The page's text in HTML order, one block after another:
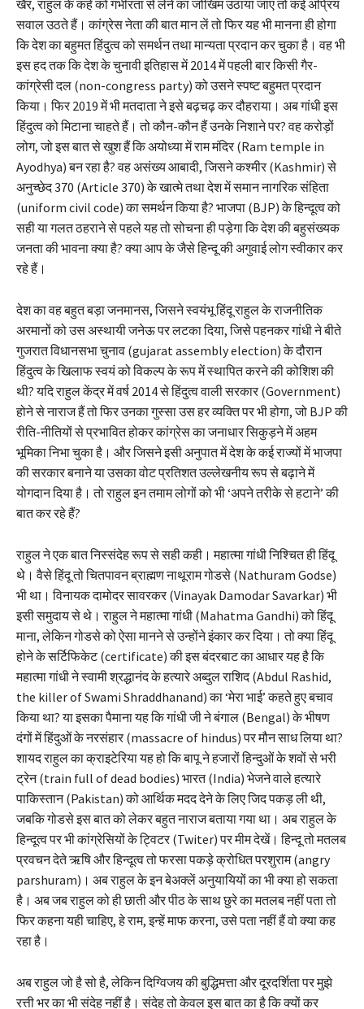
खैर, राहुल के कहे को गंभीरता से लेने का जोखिम उठाया जाए तो कई अप्रिय
सवाल उठते हैं। कांग्रेस नेता की बात मान लें तो फिर यह भी मानना ही होगा
कि देश का बहुमत हिंदुत्व को समर्थन तथा मान्यता प्रदान कर चुका है। वह भी
इस हद तक कि देश के चुनावी इतिहास में 2014 में पहली बार किसी गैर-
कांग्रेसी दल (non-congress party) को उसने स्पष्ट बहुमत प्रदान
किया। फिर 2019 में भी मतदाता ने इसे बढ़चढ़ कर दौहराया। अब गांधी इस
हिंदुत्व को मिटाना चाहते हैं। तो कौन-कौन हैं उनके निशाने पर? वह करोड़ों
लोग, जो इस बात से खुश हैं कि अयोध्या में राम मंदिर (Ram temple in
Ayodhya) बन रहा है? वह असंख्य आबादी, जिसने कश्मीर (Kashmir) से
अनुच्छेद 370 (Article 370) के खात्मे तथा देश में समान नागरिक संहिता
(uniform civil code) का समर्थन किया है? भाजपा (BJP) के हिन्दूत्व को
सही या गलत ठहराने से पहले यह तो सोचना ही पड़ेगा कि देश की बहुसंख्यक
जनता की भावना क्या है? क्या आप के जैसे हिन्दू की अगुवाई लोग स्वीकार कर
रहे हैं।
देश का वह बहुत बड़ा जनमानस, जिसने स्वयंभू हिंदू राहुल के राजनीतिक
अरमानों को उस अस्थायी जनेऊ पर लटका दिया, जिसे पहनकर गांधी ने बीते
गुजरात विधानसभा चुनाव (gujarat assembly election) के दौरान
हिंदुत्व के खिलाफ स्वयं को विकल्प के रूप में स्थापित करने की कोशिश की
थी? यदि राहुल केंद्र में वर्ष 2014 से हिंदुत्व वाली सरकार (Government)
होने से नाराज हैं तो फिर उनका गुस्सा उस हर व्यक्ति पर भी होगा, जो BJP की
रीति-नीतियों से प्रभावित होकर कांग्रेस का जनाधार सिकुड़ने में अहम
भूमिका निभा चुका है। और जिसने इसी अनुपात में देश के कई राज्यों में भाजपा
की सरकार बनाने या उसका वोट प्रतिशत उल्लेखनीय रूप से बढ़ाने में
योगदान दिया है। तो राहुल इन तमाम लोगों को भी ‘अपने तरीके से हटाने’ की
बात कर रहे हैं?
राहुल ने एक बात निस्संदेह रूप से सही कही। महात्मा गांधी निश्चित ही हिंदू
थे। वैसे हिंदू तो चितपावन ब्राह्मण नाथूराम गोडसे (Nathuram Godse)
भी था। विनायक दामोदर सावरकर (Vinayak Damodar Savarkar) भी
इसी समुदाय से थे। राहुल ने महात्मा गांधी (Mahatma Gandhi) को हिंदू
माना, लेकिन गोडसे को ऐसा मानने से उन्होंने इंकार कर दिया। तो क्या हिंदू
होने के सर्टिफिकेट (certificate) की इस बंदरबाट का आधार यह है कि
महात्मा गांधी ने स्वामी श्रद्धानंद के हत्यारे अब्दुल राशिद (Abdul Rashid,
the killer of Swami Shraddhanand) का ‘मेरा भाई’ कहते हुए बचाव
किया था? या इसका पैमाना यह कि गांधी जी ने बंगाल (Bengal) के भीषण
दंगों में हिंदुओं के नरसंहार (massacre of hindus) पर मौन साध लिया था?
शायद राहुल का क्राइटेरिया यह हो कि बापू ने हजारों हिन्दुओं के शवों से भरी
ट्रेन (train full of dead bodies) भारत (India) भेजने वाले हत्यारे
पाकिस्तान (Pakistan) को आर्थिक मदद देने के लिए जिद पकड़ ली थी,
जबकि गोडसे इस बात को लेकर बहुत नाराज बताया गया था। अब राहुल के
हिन्दूत्व पर भी कांग्रेसियों के ट्विटर (Twiter) पर मीम देखें। हिन्दू तो मतलब
प्रवचन देते ऋषि और हिन्दूत्व तो फरसा पकड़े क्रोधित परशुराम (angry
parshuram)। अब राहुल के इन बेअक्लें अनुयायियों का भी क्या हो सकता
है। अब जब राहुल को ही छाती और पीठ के साथ छुरे का मतलब नहीं पता तो
फिर कहना यही चाहिए, हे राम, इन्हें माफ करना, उसे पता नहीं हैं वो क्या कह
रहा है।
अब राहुल जो है सो है, लेकिन दिग्विजय की बुद्धिमत्ता और दूरदर्शिता पर मुझे
रत्ती भर का भी संदेह नहीं है। संदेह तो केवल इस बात का है कि क्यों कर